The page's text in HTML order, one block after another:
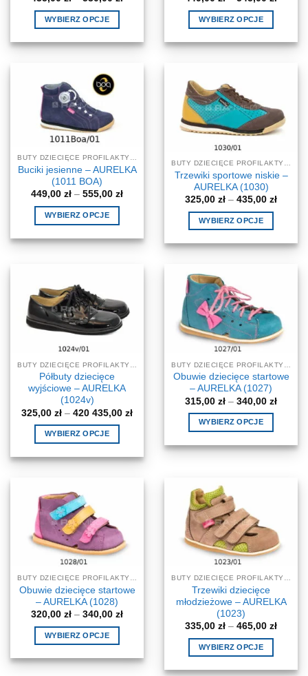
530,00 zł
WYBIERZ OPCJE
produkt
wiele
wariantów.
Opcje
można
wybrać
stronie
produktu
545,00
WYBIERZ OPCJE
produkt
wariantów.
Opcje
można
wybrać
na
stronie
produktu
BUTY DZIECIĘCE PROFILAKTYCZNE-KOREKCYJNE
Buciki jesienne – AURELKA
(1011 BOA)
449,00 zł – 555,00 złZakres
555,00 zł
WYBIERZ OPCJE
produkt
wariantów.
Opcje
można
wybrać
na
stronie
produktu
BUTY DZIECIĘCE PROFILAKTYCZNE-KOREKCYJNE
Trzewiki sportowe niskie –
AURELKA (1030)
325,00 zł – 435,00 złZakres
435,00
WYBIERZ OPCJE
produkt
wariantów.
Opcje
można
wybrać
na
stronie
produktu
Półbuty dziecięce
wyjściowe – AURELKA
(1024v)
325,00 zł – 420 435,00 złZakres
420
435,00 zł
WYBIERZ OPCJE
produkt
wiele
wariantów.
Opcje
można
wybrać
na
stronie
produktu
Obuwie dziecięce startowe
– AURELKA (1027)
315,00 zł – 340,00 złZakres
340,00
WYBIERZ OPCJE
produkt
wariantów.
Opcje
można
wybrać
na
stronie
produktu
Obuwie dziecięce startowe
– AURELKA (1028)
320,00 zł – 340,00 złZakres
340,00 zł
WYBIERZ OPCJE
produkt
Trzewiki dziecięce
młodzieżowe – AURELKA
(1023)
335,00 zł – 465,00 złZakres
465,00
WYBIERZ OPCJE